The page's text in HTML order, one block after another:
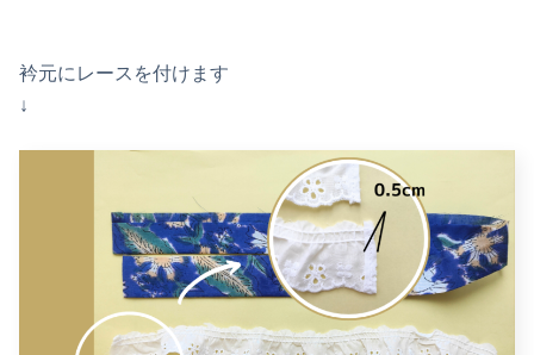
衿元にレースを付けます
↓